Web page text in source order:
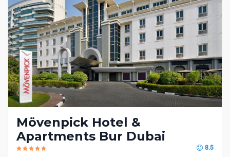
Mövenpick Hotel &
Apartments Bur Dubai
8.5